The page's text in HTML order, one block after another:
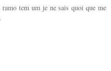
tem um je ne sais quoi que me